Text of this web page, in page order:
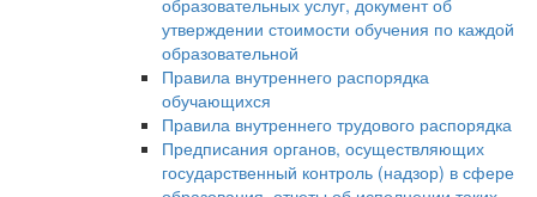
образовательных услуг, документ об
утверждении стоимости обучения по каждой
образовательной
Правила внутреннего распорядка
обучающихся
Правила внутреннего трудового распорядка
Предписания органов, осуществляющих
государственный контроль (надзор) в сфере